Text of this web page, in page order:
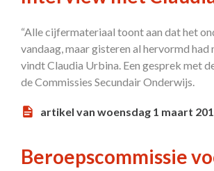
“Alle cijfermateriaal toont aan dat het
vandaag, maar gisteren al hervormd had
vindt Claudia Urbina. Een gesprek met
de Commissies Secundair Onderwijs.
artikel van woensdag 1 maart
Beroepscommissie